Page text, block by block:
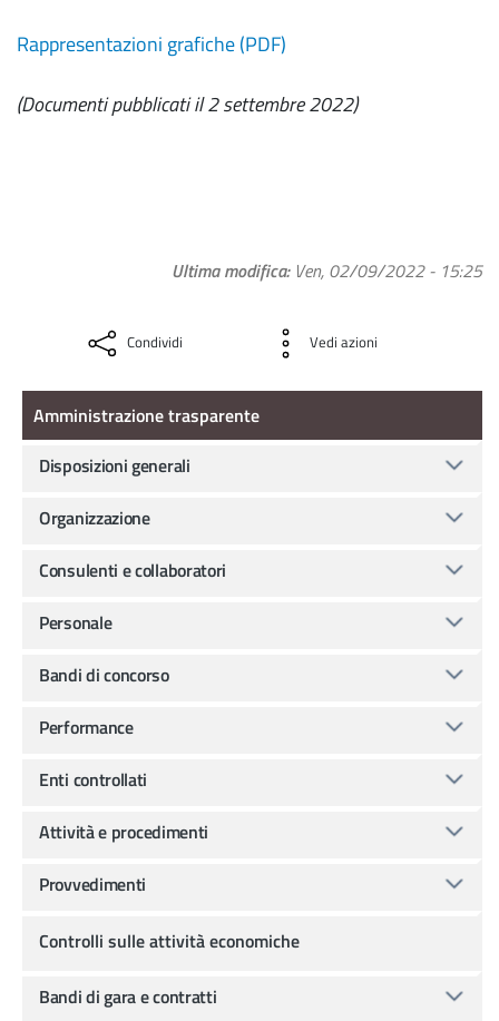
Rappresentazioni grafiche (PDF)
(Documenti pubblicati il 2 settembre 2022)
Ultima modifica Ven, 02/09/2022 - 15:25
Condividi Vedi azioni
Amministrazione Trasparente
Amministrazione trasparente
Disposizioni generali
Organizzazione
Consulenti e collaboratori
Personale
Bandi di concorso
Performance
Enti controllati
Attività e procedimenti
Provvedimenti
Controlli sulle attività economiche
Bandi di gara e contratti